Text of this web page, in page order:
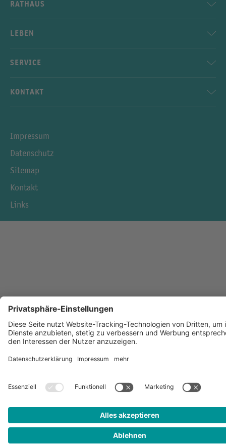
RATHAUS
LEBEN
SERVICE
KONTAKT
Impressum
Datenschutz
Sitemap
Kontakt
Links